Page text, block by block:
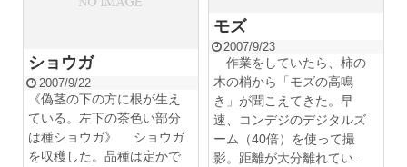
モズ
2007/9/23
作業をしていたら、柿の
木の梢から「モズの高鳴
き」が聞こえてきた。早
速、コンデジのデジタルズ
ーム（40倍）を使って撮
影。距離が大分離れてい...
ショウガ
2007/9/22
《偽茎の下の方に根が生え
ている。左下の茶色い部分
は種ショウガ》 ショウガ
を収穫した。品種は定かで